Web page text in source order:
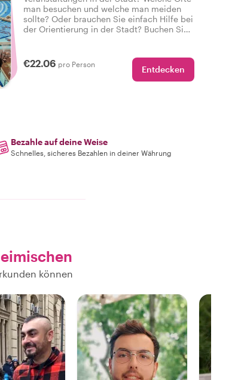
man besuchen und welche man meiden
sollte? Oder brauchen Sie einfach Hilfe bei
der Orientierung in der Stadt? Buchen Sie
perfekte Einführung in Bukarest, um Ihre
Städtereise auf den richtigen Weg zu
€22.06 pro Person Entdecken
Bezahle auf deine Weise
Schnelles, sicheres Bezahlen in deiner Währung
können